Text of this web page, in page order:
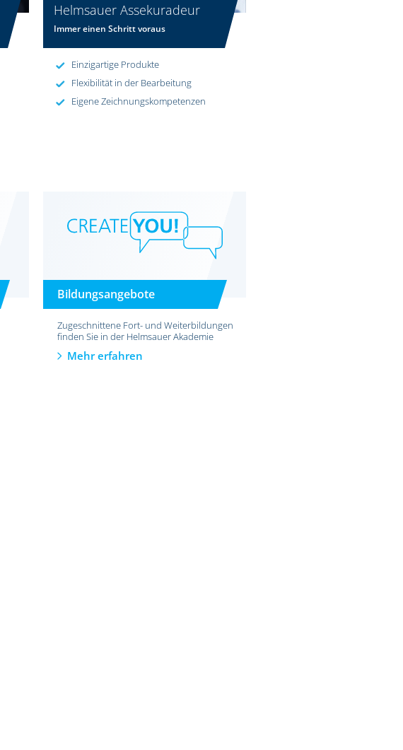
Helmsauer Assekuradeur
Immer einen Schritt voraus
Einzigartige Produkte
Flexibilität in der Bearbeitung
Eigene Zeichnungskompetenzen
Bildungsangebote
Zugeschnittene Fort- und Weiterbildungen
finden Sie in der Helmsauer Akademie
Mehr erfahren